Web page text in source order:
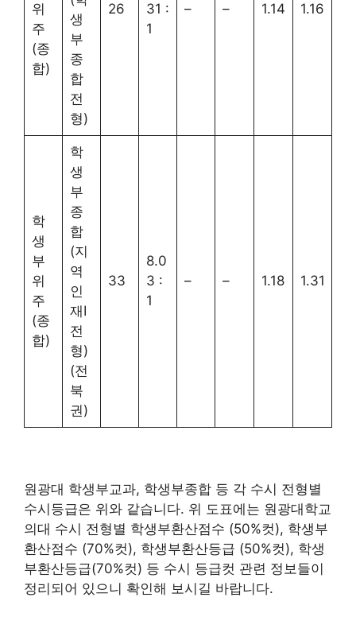
위
주
(종
합)
생
부
종
합
전
형)
26
31 :
1
– – 1.14 1.16
학
생
부
위
주
(종
합)
학
생
부
종
합
(지
역
인
재Ⅰ
전
형)
(전
북
권)
33
8.0
3 :
1
– – 1.18 1.31
원광대 학생부교과, 학생부종합 등 각 수시 전형별
수시등급은 위와 같습니다. 위 도표에는 원광대학교
의대 수시 전형별 학생부환산점수 (50%컷), 학생부
환산점수 (70%컷), 학생부환산등급 (50%컷), 학생
부환산등급(70%컷) 등 수시 등급컷 관련 정보들이
정리되어 있으니 확인해 보시길 바랍니다.